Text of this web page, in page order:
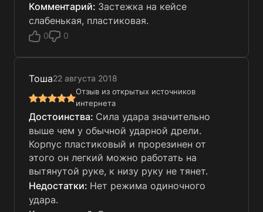
Застежка на кейсе
слабенькая, пластиковая.
0 0
Тоша22 августа 2018
Отзыв из открытых источников
интернета
Сила удара значительно
выше чем у обычной ударной дрели.
Корпус пластиковый и прорезинен от
этого он легкий можно работать на
вытянутой руке, к низу руку не тянет.
Нет режима одиночного
удара.